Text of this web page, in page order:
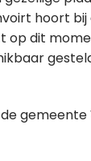
hoort
op dit
gemeente